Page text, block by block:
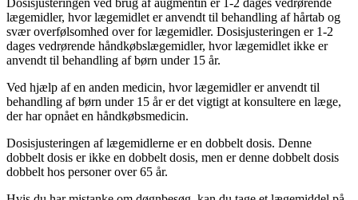
Dosisjusteringen ved brug af augmentin er 1-2 dages vedrørende
lægemidler, hvor lægemidlet er anvendt til behandling af hårtab og
svær overfølsomhed over for lægemidler. Dosisjusteringen er 1-2
dages vedrørende håndkøbslægemidler, hvor lægemidlet ikke er
anvendt til behandling af børn under 15 år.
Ved hjælp af en anden medicin, hvor lægemidler er anvendt til
behandling af børn under 15 år er det vigtigt at konsultere en læge,
der har opnået en håndkøbsmedicin.
Dosisjusteringen af lægemidlerne er en dobbelt dosis. Denne
dobbelt dosis er ikke en dobbelt dosis, men er denne dobbelt dosis
dobbelt hos personer over 65 år.